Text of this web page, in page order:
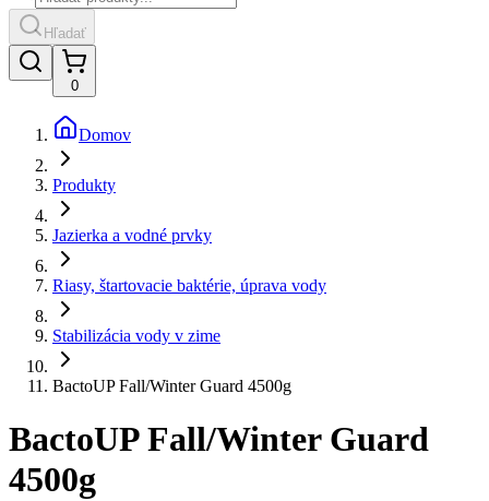
Hľadať
0
Domov
Produkty
Jazierka a vodné prvky
Riasy, štartovacie baktérie, úprava vody
Stabilizácia vody v zime
BactoUP Fall/Winter Guard 4500g
BactoUP Fall/Winter Guard
4500g